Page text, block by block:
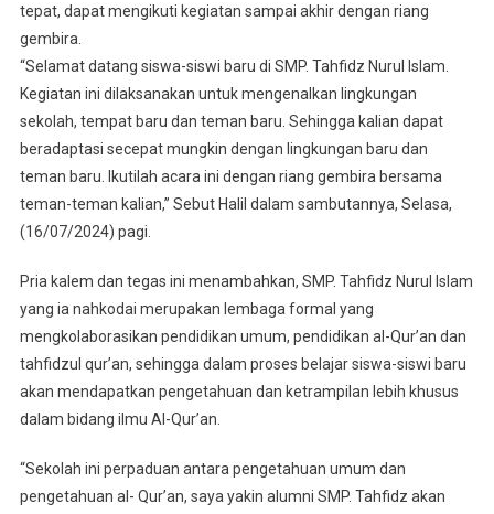
tepat, dapat mengikuti kegiatan sampai akhir dengan riang
gembira.
“Selamat datang siswa-siswi baru di SMP. Tahfidz Nurul Islam.
Kegiatan ini dilaksanakan untuk mengenalkan lingkungan
sekolah, tempat baru dan teman baru. Sehingga kalian dapat
beradaptasi secepat mungkin dengan lingkungan baru dan
teman baru. Ikutilah acara ini dengan riang gembira bersama
teman-teman kalian,” Sebut Halil dalam sambutannya, Selasa,
(16/07/2024) pagi.
Pria kalem dan tegas ini menambahkan, SMP. Tahfidz Nurul Islam
yang ia nahkodai merupakan lembaga formal yang
mengkolaborasikan pendidikan umum, pendidikan al-Qur’an dan
tahfidzul qur’an, sehingga dalam proses belajar siswa-siswi baru
akan mendapatkan pengetahuan dan ketrampilan lebih khusus
dalam bidang ilmu Al-Qur’an.
“Sekolah ini perpaduan antara pengetahuan umum dan
pengetahuan al- Qur’an, saya yakin alumni SMP. Tahfidz akan